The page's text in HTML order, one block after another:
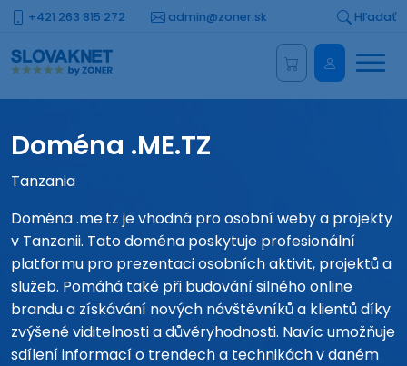
+421 263 815 272 admin@zoner.sk Hľadať
Menu
Doména .ME.TZ
Tanzania
Doména .me.tz je vhodná pro osobní weby a projekty
v Tanzanii. Tato doména poskytuje profesionální
platformu pro prezentaci osobních aktivit, projektů a
služeb. Pomáhá také při budování silného online
brandu a získávání nových návštěvníků a klientů díky
zvýšené viditelnosti a důvěryhodnosti. Navíc umožňuje
sdílení informací o trendech a technikách v daném